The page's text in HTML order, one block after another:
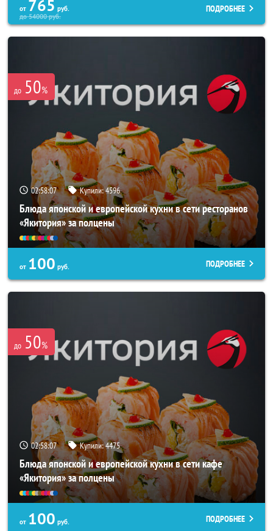
от 765 руб.
до54000руб.
ПОДРОБНЕЕ
до 50%
02:58:03 Купили:4596
Блюда японской и европейской кухни в сети ресторанов
«Якитория» за полцены
от 100 руб. ПОДРОБНЕЕ
до 50%
02:58:03 Купили:4475
Блюда японской и европейской кухни в сети кафе
«Якитория» за полцены
от 100 руб. ПОДРОБНЕЕ